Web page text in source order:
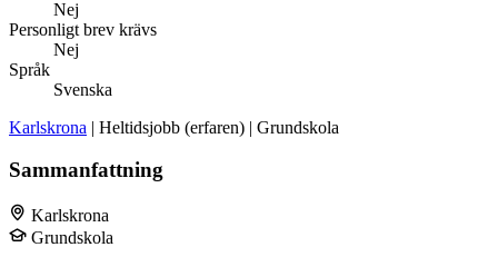
Nej
Personligt brev krävs
Nej
Språk
Svenska
Karlskrona | Heltidsjobb (erfaren) | Grundskola
Sammanfattning
Karlskrona
Grundskola